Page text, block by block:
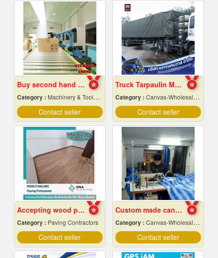
Buy second hand industrial machinery
Category : Machinery & Tools-New
Contact seller
Truck Tarpaulin Manufacturing Factory
Category : Canvas-Wholesale & Manufacturers
Contact seller
Accepting wood pattern rubber tile flooring
Category : Paving Contractors
Contact seller
Custom made canvas production
Category : Canvas-Wholesale & Manufacturers
Contact seller